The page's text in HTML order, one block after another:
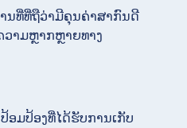
ນທີ່ທີ່ຖືວ່າມີຄຸນຄ່າສາກົນດີ
ວາມຫຼາກຫຼາຍທາງ
ອມປ້ອງທີ່ໄດ້ຮັບການເກັບ